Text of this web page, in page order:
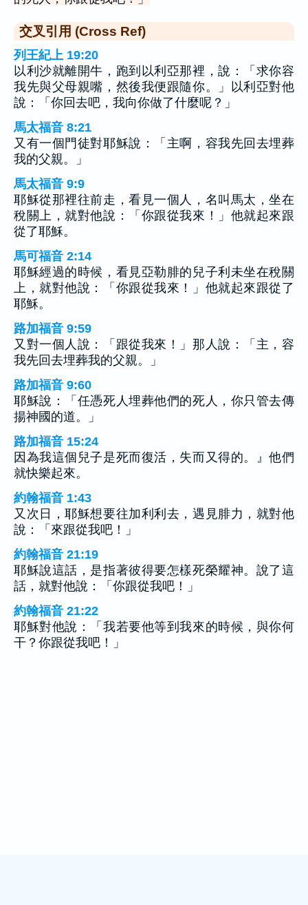
交叉引用 (Cross Ref)
列王紀上 19:20
以利沙就離開牛，跑到以利亞那裡，說：「求你容
我先與父母親嘴，然後我便跟隨你。」以利亞對他
說：「你回去吧，我向你做了什麼呢？」
馬太福音 8:21
又有一個門徒對耶穌說：「主啊，容我先回去埋葬
我的父親。」
馬太福音 9:9
耶穌從那裡往前走，看見一個人，名叫馬太，坐在
稅關上，就對他說：「你跟從我來！」他就起來跟
從了耶穌。
馬可福音 2:14
耶穌經過的時候，看見亞勒腓的兒子利未坐在稅關
上，就對他說：「你跟從我來！」他就起來跟從了
耶穌。
路加福音 9:59
又對一個人說：「跟從我來！」那人說：「主，容
我先回去埋葬我的父親。」
路加福音 9:60
耶穌說：「任憑死人埋葬他們的死人，你只管去傳
揚神國的道。」
路加福音 15:24
因為我這個兒子是死而復活，失而又得的。』他們
就快樂起來。
約翰福音 1:43
又次日，耶穌想要往加利利去，遇見腓力，就對他
說：「來跟從我吧！」
約翰福音 21:19
耶穌說這話，是指著彼得要怎樣死榮耀神。說了這
話，就對他說：「你跟從我吧！」
約翰福音 21:22
耶穌對他說：「我若要他等到我來的時候，與你何
干？你跟從我吧！」